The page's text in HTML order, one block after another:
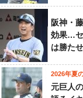
阪神・
効果…セ
は勝た
2026年夏
元巨人